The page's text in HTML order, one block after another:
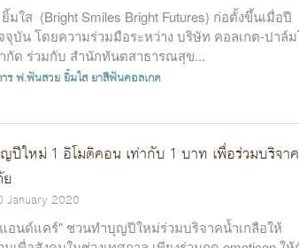
มใส (Bright Smiles Bright Futures) ก่อตั้งขึ้นเมื่อปี
บัน โดยความร่วมมือระหว่าง บริษัท คอลเกต-ปาล์ม
กัด ร่วมกับ สํานักทันตสาธารณสุข...
าร ฟ.ฟันสวย ยิ้มใส ยาสีฟันคอลเกต
ใหม่ 1 อิโมติคอน เท่ากับ 1 บาท เพื่อร่วมบริจาค
January 2020
อนด์แคร์" ชวนทำบุญปีใหม่ร่วมบริจาคน้ำเกลือให้